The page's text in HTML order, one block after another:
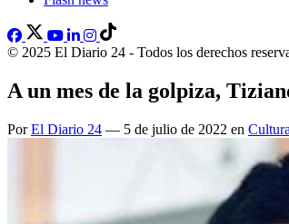
© 2025 El Diario 24 - Todos los derechos
A un mes de la golpiza,
PorEl Diario 24 — 5 de julio de 2022 en